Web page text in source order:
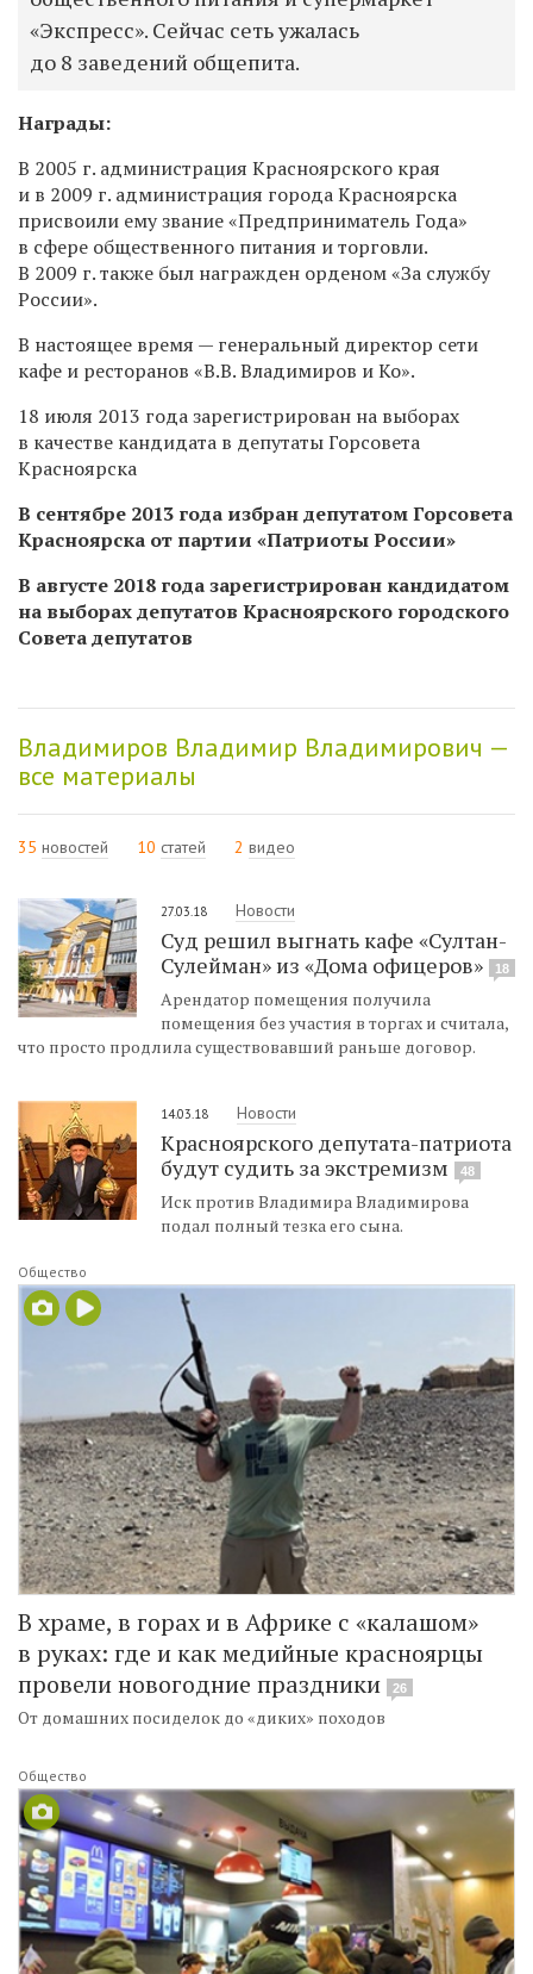
«Экспресс». Сейчас сеть ужалась
до 8 заведений общепита.
Награды:
В 2005 г. администрация Красноярского края
и в 2009 г. администрация города Красноярска
присвоили ему звание «Предприниматель Года»
в сфере общественного питания и торговли.
В 2009 г. также был награжден орденом «За службу
России».
В настоящее время — генеральный директор сети
кафе и ресторанов «В.В. Владимиров и Ко».
18 июля 2013 года зарегистрирован на выборах
в качестве кандидата в депутаты Горсовета
Красноярска
В сентябре 2013 года избран депутатом Горсовета
Красноярска от партии «Патриоты России»
В августе 2018 года зарегистрирован кандидатом
на выборах депутатов Красноярского городского
Совета депутатов
Владимиров Владимир Владимирович —
все материалы
35 новостей 10 статей 2 видео
27.03.18 Новости
Суд решил выгнать кафе «Султан-
Сулейман» из «Дома офицеров»
18
Арендатор помещения получила
помещения без участия в торгах и считала,
что просто продлила существовавший раньше договор.
14.03.18 Новости
Красноярского депутата-патриота
будут судить за экстремизм
48
Иск против Владимира Владимирова
подал полный тезка его сына.
Общество
В храме, в горах и в Африке с «калашом»
в руках: где и как медийные красноярцы
провели новогодние праздники
26
От домашних посиделок до «диких» походов
Общество